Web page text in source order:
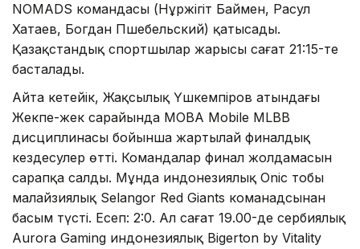
NOMADS командасы (Нұржігіт Баймен, Расул
Хатаев, Богдан Пшебельский) қатысады.
Қазақстандық спортшылар жарысы сағат 21:15-те
басталады.
Айта кетейік, Жақсылық Үшкемпіров атындағы
Жекпе-жек сарайында MOBA Mobile MLBB
дисциплинасы бойынша жартылай финалдық
кездесулер өтті. Командалар финал жолдамасын
сарапқа салды. Мұнда индонезиялық Onic тобы
малайзиялық Selangor Red Giants команадсынан
басым түсті. Есеп: 2:0. Ал сағат 19.00-де сербиялық
Aurora Gaming индонезиялық Bigerton by Vitality